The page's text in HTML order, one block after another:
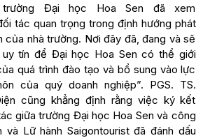
Đại học Hoa Sen đã xem
tác quan trọng trong định hướng phát
của nhà trường. Nơi đây đã, đang và sẽ
uy tín để Đại học Hoa Sen có thể giới
quá trình đào tạo và bổ sung vào lực
của quý doanh nghiệp”. PGS. TS.
cũng khẳng định rằng việc ký kết
giữa trường Đại học Hoa Sen và công
Lữ hành Saigontourist đã đánh dấu